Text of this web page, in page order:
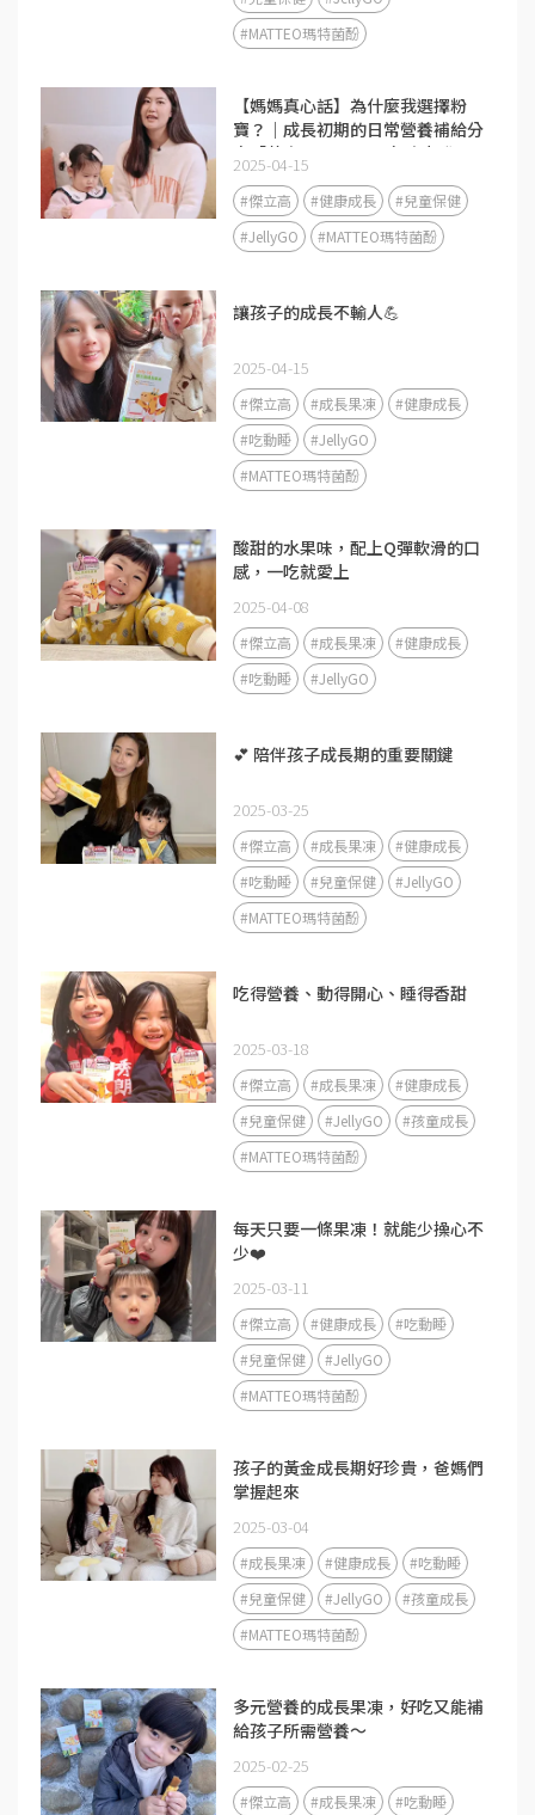
#MATTEO瑪特菌酚
【媽媽真心話】為什麼我選擇粉
寶？｜成長初期的日常營養補給分
享「黃金1000天」是免疫力發展
的關鍵期❤️
2025-04-15
#傑立高 #健康成長
#兒童保健
#JellyGO
#MATTEO瑪特菌酚
讓孩子的成長不輸人💪
2025-04-15
#傑立高 #成長果凍
#健康成長
#吃動睡
#JellyGO
#MATTEO瑪特菌酚
酸甜的水果味，配上Q彈軟滑的口
感，一吃就愛上
2025-04-08
#傑立高 #成長果凍
#健康成長
#吃動睡
#JellyGO
💕 陪伴孩子成長期的重要關鍵
2025-03-25
#傑立高 #成長果凍
#健康成長
#吃動睡
#兒童保健
#JellyGO
#MATTEO瑪特菌酚
吃得營養、動得開心、睡得香甜
2025-03-18
#傑立高 #成長果凍
#健康成長
#兒童保健
#JellyGO
#孩童成長
#MATTEO瑪特菌酚
每天只要一條果凍！就能少操心不
少❤️
2025-03-11
#傑立高 #健康成長
#吃動睡
#兒童保健
#JellyGO
#MATTEO瑪特菌酚
孩子的黃金成長期好珍貴，爸媽們
掌握起來
2025-03-04
#成長果凍 #健康成長
#吃動睡
#兒童保健
#JellyGO
#孩童成長
#MATTEO瑪特菌酚
多元營養的成長果凍，好吃又能補
給孩子所需營養～
2025-02-25
#傑立高 #成長果凍
#吃動睡